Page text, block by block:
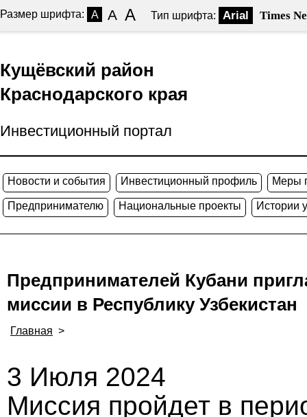
Размер шрифта: A A A Тип шрифта: Arial Times
Кущёвский район
Краснодарского края
Инвестиционный портал
Новости и события Инвестиционный профиль Меры
Предпринимателю Национальные проекты Истории
Предпринимателей Кубани
миссии в Республику Узбекистан
Главная >
3 Июля 2024
Миссия пройдет в